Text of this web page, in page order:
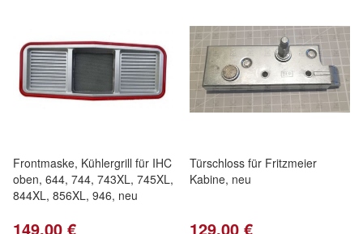
Frontmaske, Kühlergrill für IHC
oben, 644, 744, 743XL, 745XL,
844XL, 856XL, 946, neu
149,00 €
Türschloss für Fritzmeier
Kabine, neu
129,00 €